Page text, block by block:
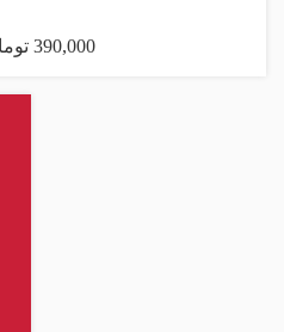
390,000 تومان